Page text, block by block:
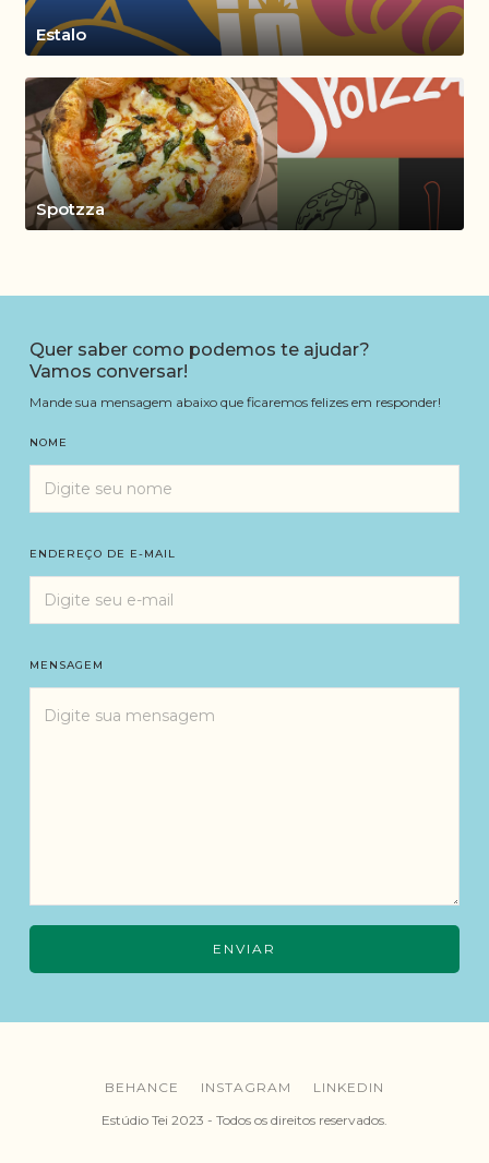
Estalo
Spotzza
Quer saber como podemos te ajudar?
Vamos conversar!
Mande sua mensagem abaixo que ficaremos felizes em responder!
NOME
ENDEREÇO DE E-MAIL
MENSAGEM
Estúdio Tei 2023 - Todos os direitos reservados.
BEHANCE INSTAGRAM LINKEDIN